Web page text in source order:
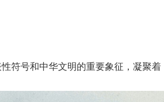
符号和中华文明的重要象征，凝聚着